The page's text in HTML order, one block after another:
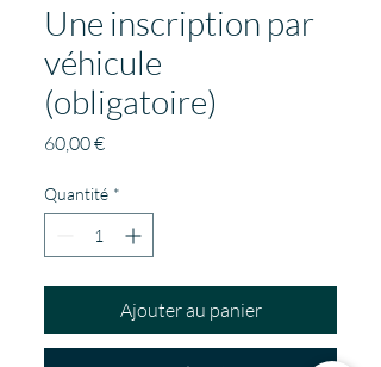
Une inscription par
véhicule
(obligatoire)
60,00 €Prix
Quantité *
Ajouter au panier